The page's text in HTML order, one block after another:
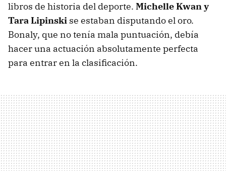
libros de historia del deporte. Michelle Kwan y
Tara Lipinski se estaban disputando el oro.
Bonaly, que no tenía mala puntuación, debía
hacer una actuación absolutamente perfecta
para entrar en la clasificación.